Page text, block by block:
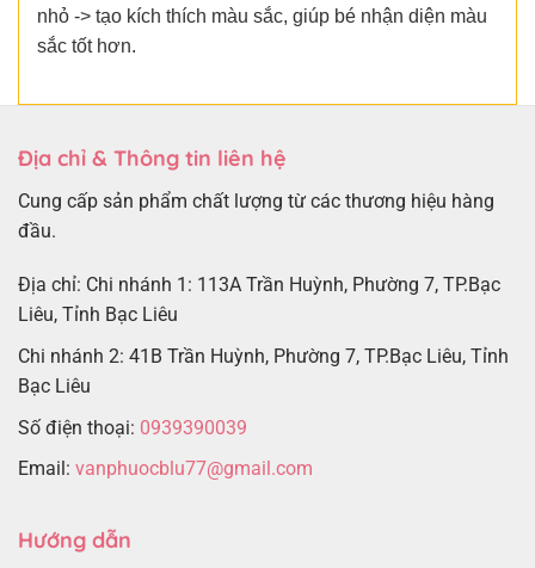
nhỏ -> tạo kích thích màu sắc, giúp bé nhận diện màu
sắc tốt hơn.
Địa chỉ & Thông tin liên hệ
Cung cấp sản phẩm chất lượng từ các thương hiệu hàng
đầu.
Địa chỉ: Chi nhánh 1: 113A Trần Huỳnh, Phường 7, TP.Bạc
Liêu, Tỉnh Bạc Liêu
Chi nhánh 2: 41B Trần Huỳnh, Phường 7, TP.Bạc Liêu, Tỉnh
Bạc Liêu
Số điện thoại: 0939390039
Email: vanphuocblu77@gmail.com
Hướng dẫn